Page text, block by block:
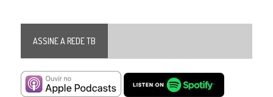
ASSINE A REDE TB